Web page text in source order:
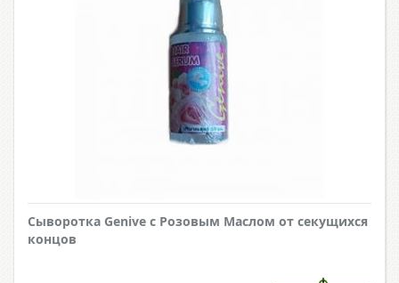
Сыворотка Genive с Розовым Маслом от секущихся
концов